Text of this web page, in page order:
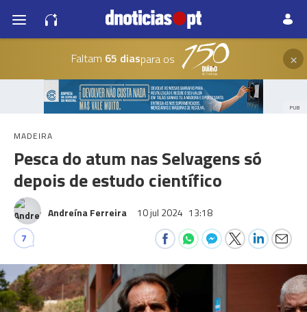
Faltam 65 diaspara os ×
PUB
MADEIRA
Pesca do atum nas Selvagens só
depois de estudo científico
Andreína Ferreira 10 jul 2024 13:18
7